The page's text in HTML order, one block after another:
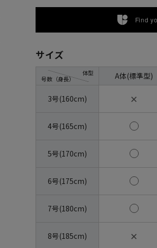
Find
サイズ
号数（身長）
体型 A体(標準型)
3号(160cm) ✕
4号(165cm)
5号(170cm)
6号(175cm)
7号(180cm)
8号(185cm) ✕